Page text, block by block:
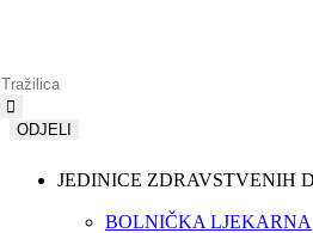
ODJELI
JEDINICE ZDRAVSTVENIH
BOLNIČKA LJEKARNA